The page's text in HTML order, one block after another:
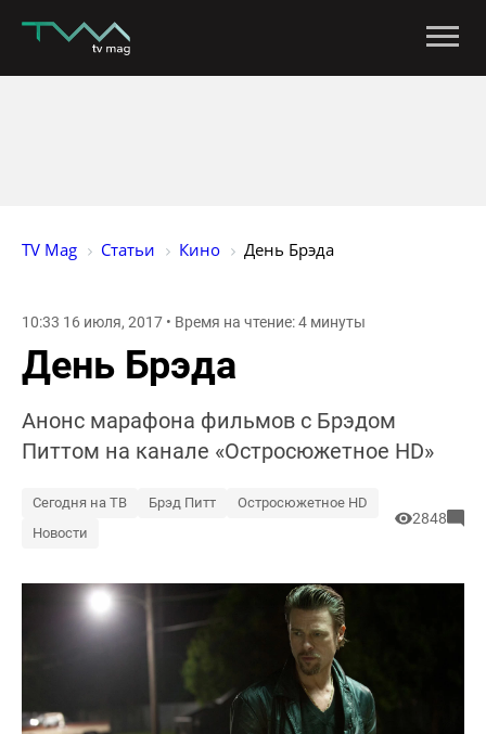
TV Mag Статьи Кино День Брэда
10:33 16 июля, 2017 • Время на чтение: 4 минуты
День Брэда
Анонс марафона фильмов с Брэдом
Питтом на канале «Остросюжетное HD»
Сегодня на ТВ Брэд Питт
Остросюжетное HD
Новости
2848